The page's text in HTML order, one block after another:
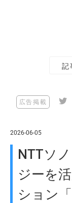
記
広告掲載
2026-06-05
NTTソ
ジーを
ション